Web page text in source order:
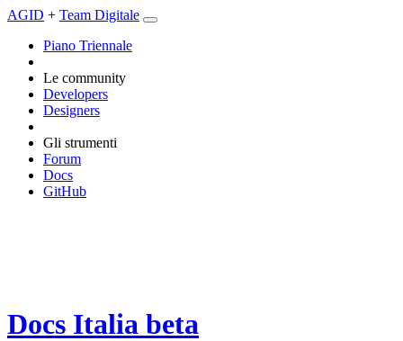
AGID + Team Digitale
Piano Triennale
Le community
Developers
Designers
Gli strumenti
Forum
Docs
GitHub
Docs Italia beta